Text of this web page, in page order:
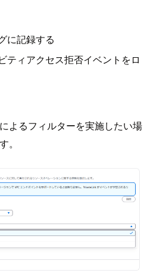
に記録する
ティアクセス拒否イベントをロ
よるフィルターを実施したい場
。